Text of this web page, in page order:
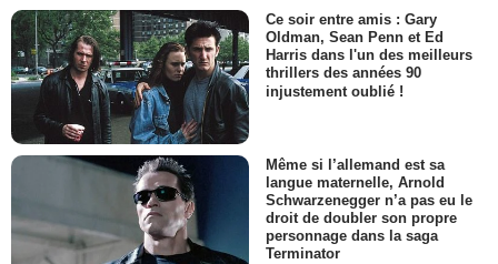
Ce soir entre amis : Gary
Oldman, Sean Penn et Ed
Harris dans l'un des meilleurs
thrillers des années 90
injustement oublié !
Même si l’allemand est sa
langue maternelle, Arnold
Schwarzenegger n’a pas eu le
droit de doubler son propre
personnage dans la saga
Terminator